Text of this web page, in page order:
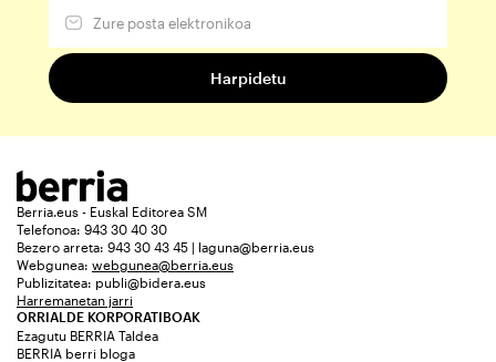
Berria.eus - Euskal Editorea SM
Telefonoa: 943 30 40 30
Bezero arreta: 943 30 43 45 | laguna@berria.eus
Webgunea: webgunea@berria.eus
Publizitatea: publi@bidera.eus
Harremanetan jarri
ORRIALDE KORPORATIBOAK
Ezagutu BERRIA Taldea
BERRIA berri bloga